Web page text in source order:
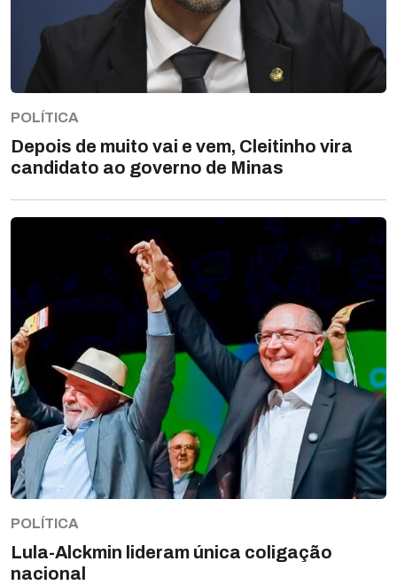
POLÍTICA
Depois de muito vai e vem, Cleitinho vira
candidato ao governo de Minas
POLÍTICA
Lula-Alckmin lideram única coligação
nacional